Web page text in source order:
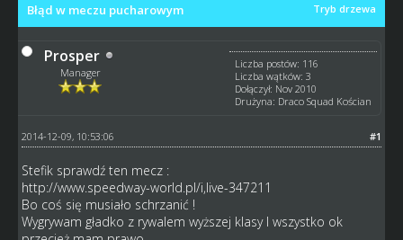
Tryb drzewa
Błąd w meczu pucharowym
Prosper
Manager
Liczba postów: 116
Liczba wątków: 3
Dołączył: Nov 2010
Drużyna: Draco Squad Kościan
#1
2014-12-09, 10:53:06
Stefik sprawdź ten mecz :
http://www.speedway-world.pl/i,live-347211
Bo coś się musiało schrzanić !
Wygrywam gładko z rywalem wyższej klasy I wszystko ok